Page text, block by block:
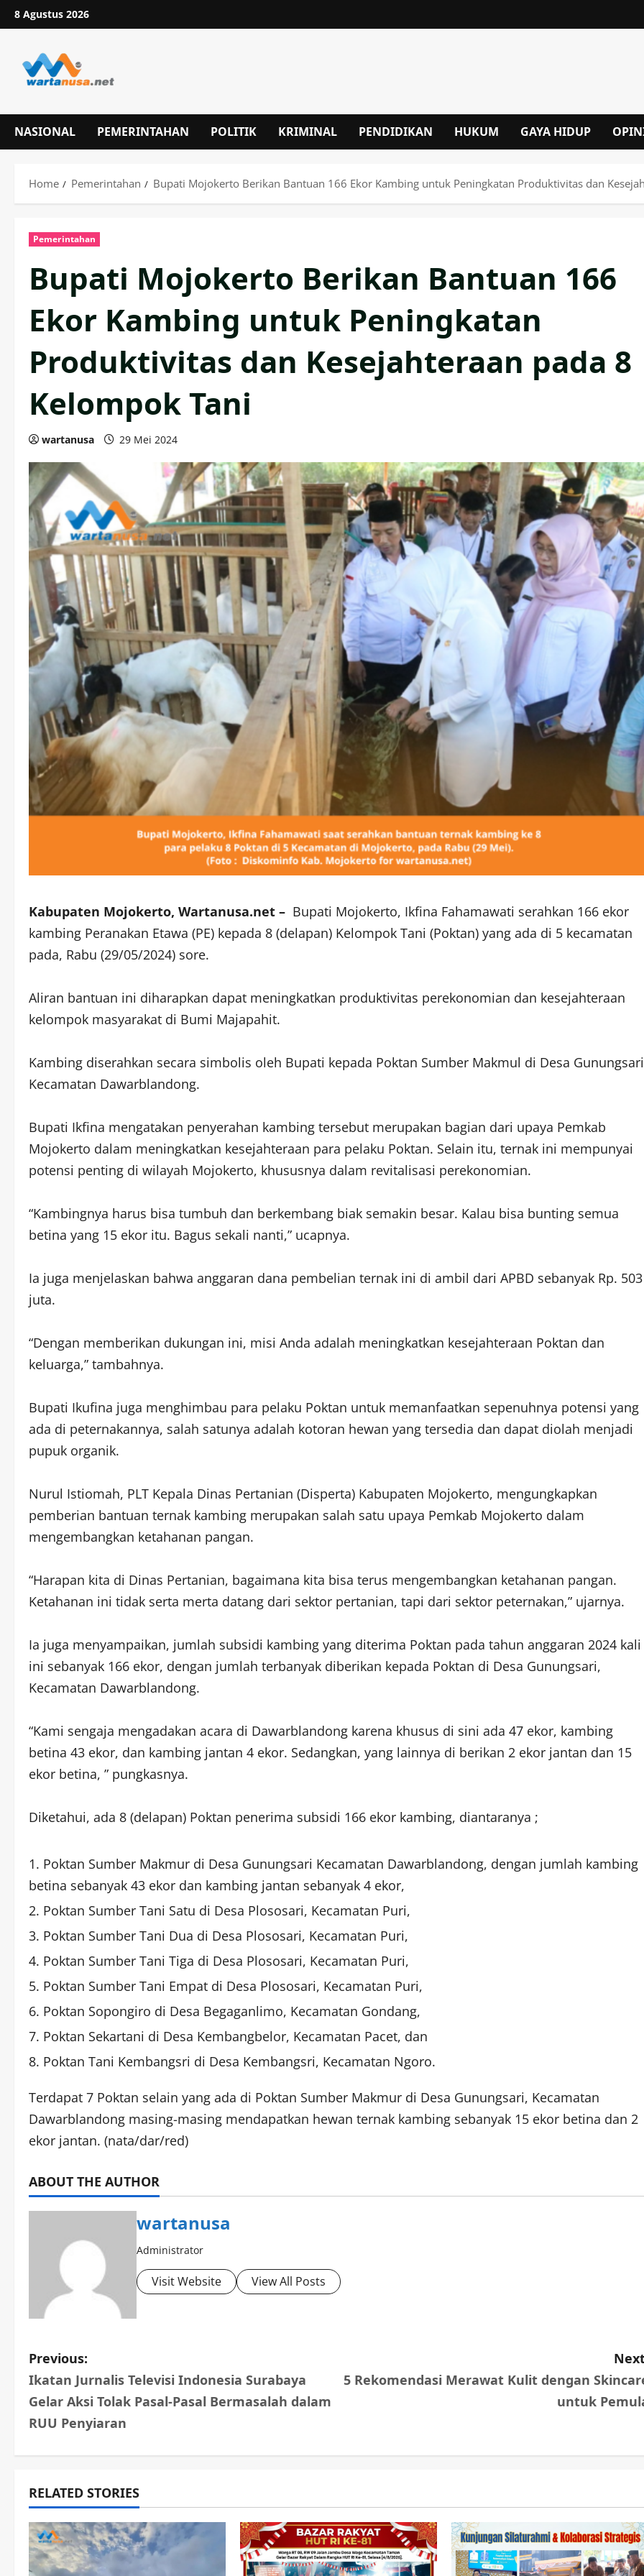
Skip
to
8 Agustus 2026
NASIONAL PEMERINTAHAN POLITIK KRIMINAL PENDIDIKAN HUKUM GAYA HIDUP
Home Pemerintahan Bupati Mojokerto Berikan Bantuan 166 Ekor Kambing untuk Peningkatan Produktivitas dan
Pemerintahan
Bupati Mojokerto Berikan Bantuan 166
Ekor Kambing untuk Peningkatan
Produktivitas dan Kesejahteraan pada 8
Kelompok Tani
wartanusa 29 Mei 2024
Kabupaten Mojokerto, Wartanusa.net – Bupati Mojokerto, Ikfina Fahamawati serahkan 166 ekor
kambing Peranakan Etawa (PE) kepada 8 (delapan) Kelompok Tani (Poktan) yang ada di 5 kecamatan
pada, Rabu (29/05/2024) sore.
Aliran bantuan ini diharapkan dapat meningkatkan produktivitas perekonomian dan kesejahteraan
kelompok masyarakat di Bumi Majapahit.
Kambing diserahkan secara simbolis oleh Bupati kepada Poktan Sumber Makmul di Desa
Kecamatan Dawarblandong.
Bupati Ikfina mengatakan penyerahan kambing tersebut merupakan bagian dari upaya Pemkab
Mojokerto dalam meningkatkan kesejahteraan para pelaku Poktan. Selain itu, ternak ini mempunyai
potensi penting di wilayah Mojokerto, khususnya dalam revitalisasi perekonomian.
“Kambingnya harus bisa tumbuh dan berkembang biak semakin besar. Kalau bisa bunting semua
betina yang 15 ekor itu. Bagus sekali nanti,” ucapnya.
Ia juga menjelaskan bahwa anggaran dana pembelian ternak ini di ambil dari APBD sebanyak Rp. 503
juta.
“Dengan memberikan dukungan ini, misi Anda adalah meningkatkan kesejahteraan Poktan dan
keluarga,” tambahnya.
Bupati Ikufina juga menghimbau para pelaku Poktan untuk memanfaatkan sepenuhnya potensi yang
ada di peternakannya, salah satunya adalah kotoran hewan yang tersedia dan dapat diolah menjadi
pupuk organik.
Nurul Istiomah, PLT Kepala Dinas Pertanian (Disperta) Kabupaten Mojokerto, mengungkapkan
pemberian bantuan ternak kambing merupakan salah satu upaya Pemkab Mojokerto dalam
mengembangkan ketahanan pangan.
“Harapan kita di Dinas Pertanian, bagaimana kita bisa terus mengembangkan ketahanan pangan.
Ketahanan ini tidak serta merta datang dari sektor pertanian, tapi dari sektor peternakan,” ujarnya.
Ia juga menyampaikan, jumlah subsidi kambing yang diterima Poktan pada tahun anggaran 2024 kali
ini sebanyak 166 ekor, dengan jumlah terbanyak diberikan kepada Poktan di Desa Gunungsari,
Kecamatan Dawarblandong.
“Kami sengaja mengadakan acara di Dawarblandong karena khusus di sini ada 47 ekor, kambing
betina 43 ekor, dan kambing jantan 4 ekor. Sedangkan, yang lainnya di berikan 2 ekor jantan dan 15
ekor betina, ” pungkasnya.
Diketahui, ada 8 (delapan) Poktan penerima subsidi 166 ekor kambing, diantaranya ;
Poktan Sumber Makmur di Desa Gunungsari Kecamatan Dawarblandong, dengan jumlah kambing
betina sebanyak 43 ekor dan kambing jantan sebanyak 4 ekor,
Poktan Sumber Tani Satu di Desa Plososari, Kecamatan Puri,
Poktan Sumber Tani Dua di Desa Plososari, Kecamatan Puri,
Poktan Sumber Tani Tiga di Desa Plososari, Kecamatan Puri,
Poktan Sumber Tani Empat di Desa Plososari, Kecamatan Puri,
Poktan Sopongiro di Desa Begaganlimo, Kecamatan Gondang,
Poktan Sekartani di Desa Kembangbelor, Kecamatan Pacet, dan
Poktan Tani Kembangsri di Desa Kembangsri, Kecamatan Ngoro.
Terdapat 7 Poktan selain yang ada di Poktan Sumber Makmur di Desa Gunungsari, Kecamatan
Dawarblandong masing-masing mendapatkan hewan ternak kambing sebanyak 15 ekor betina dan 2
ekor jantan. (nata/dar/red)
ABOUT THE AUTHOR
wartanusa
Administrator
Visit Website View All Posts
P
o
s
t
n
a
v
Previous:
Ikatan Jurnalis Televisi Indonesia Surabaya
Gelar Aksi Tolak Pasal-Pasal Bermasalah dalam
RUU Penyiaran
5 Rekomendasi Merawat Kulit dengan
untuk
RELATED STORIES